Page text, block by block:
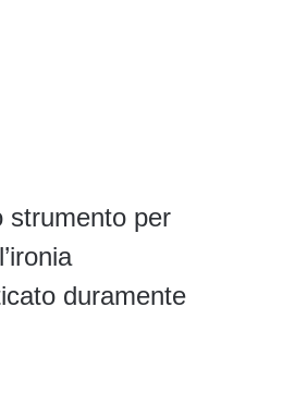
strumento per
duramente